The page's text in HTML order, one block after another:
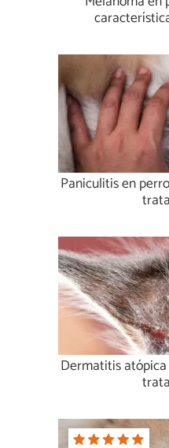
Paniculitis en
Dermatitis